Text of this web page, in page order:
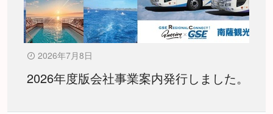
2026年7月8日
2026年度版会社事業案内発行しました。